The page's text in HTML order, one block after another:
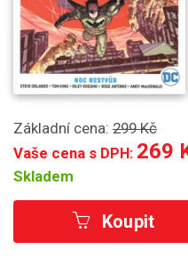
Základní cena: 299 Kč
Vaše cena s DPH: 269
Skladem
Koupit